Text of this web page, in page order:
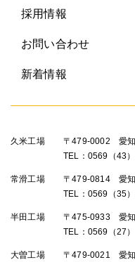
採用情報
お問い合わせ
新着情報
久米工場 〒479-0002 愛知
TEL：0569（43
常滑工場 〒479-0814 愛知
TEL：0569（35
半田工場 〒475-0933 愛知
TEL：0569（27
大曽工場 〒479-0021 愛知